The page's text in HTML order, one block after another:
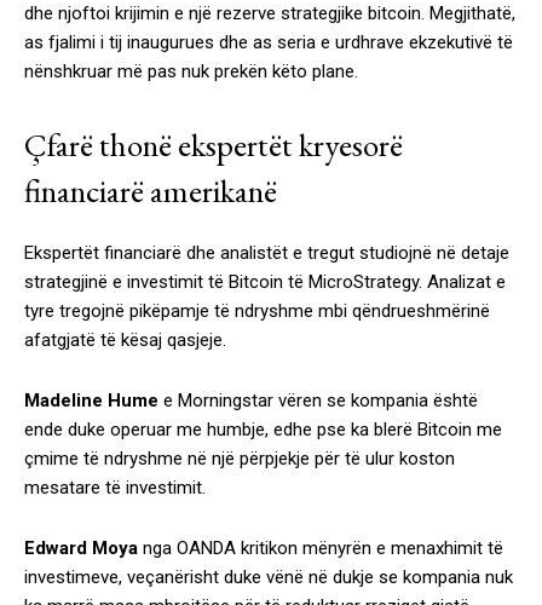
dhe njoftoi krijimin e një rezerve strategjike bitcoin. Megjithatë,
as fjalimi i tij inaugurues dhe as seria e urdhrave ekzekutivë të
nënshkruar më pas nuk prekën këto plane.
Çfarë thonë ekspertët kryesorë
financiarë amerikanë
Ekspertët financiarë dhe analistët e tregut studiojnë në detaje
strategjinë e investimit të Bitcoin të MicroStrategy. Analizat e
tyre tregojnë pikëpamje të ndryshme mbi qëndrueshmërinë
afatgjatë të kësaj qasjeje.
Madeline Hume e Morningstar vëren se kompania është
ende duke operuar me humbje, edhe pse ka blerë Bitcoin me
çmime të ndryshme në një përpjekje për të ulur koston
mesatare të investimit.
Edward Moya nga OANDA kritikon mënyrën e menaxhimit të
investimeve, veçanërisht duke vënë në dukje se kompania nuk